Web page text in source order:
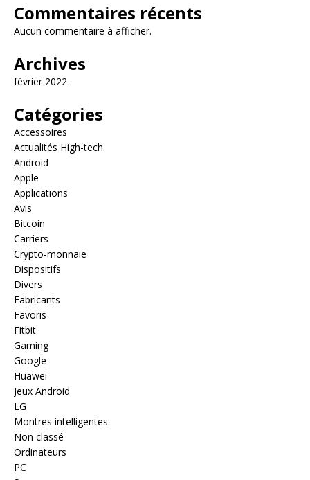
Commentaires récents
Aucun commentaire à afficher.
Archives
février 2022
Catégories
Accessoires
Actualités High-tech
Android
Apple
Applications
Avis
Bitcoin
Carriers
Crypto-monnaie
Dispositifs
Divers
Fabricants
Favoris
Fitbit
Gaming
Google
Huawei
Jeux Android
LG
Montres intelligentes
Non classé
Ordinateurs
PC